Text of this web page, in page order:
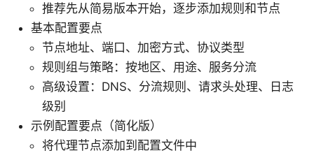
推荐先从简易版本开始，逐步添加规则和节点
基本配置要点
节点地址、端口、加密方式、协议类型
规则组与策略：按地区、用途、服务分流
高级设置：DNS、分流规则、请求头处理、日志
级别
示例配置要点（简化版）
将代理节点添加到配置文件中